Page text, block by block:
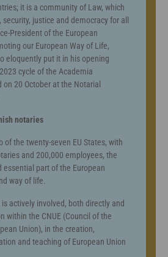
it is a community of Law, which
justice and democracy for all
President of the European
our European Way of Life,
eloquently put it in his opening
cycle of the Academia
on 20 October at the Notarial
notaries
of the twenty-seven EU States, with
and 200,000 employees, the
essential part of the European
way of life.
actively involved, both directly and
within the CNUE (Council of the
Union), in the creation,
and teaching of European Union